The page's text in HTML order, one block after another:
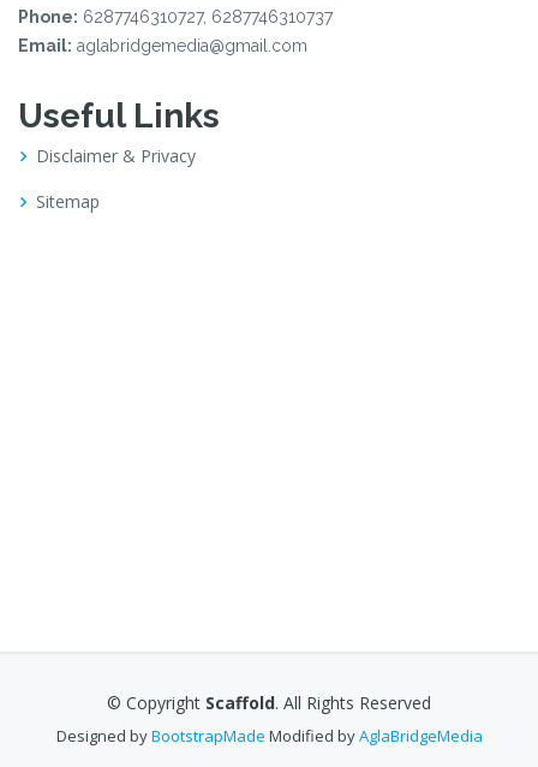
Phone: 6287746310727, 6287746310737
Email: aglabridgemedia@gmail.com
Useful Links
Disclaimer & Privacy
Sitemap
© Copyright Scaffold. All Rights Reserved
Designed byBootstrapMade Modified byAglaBridgeMedia